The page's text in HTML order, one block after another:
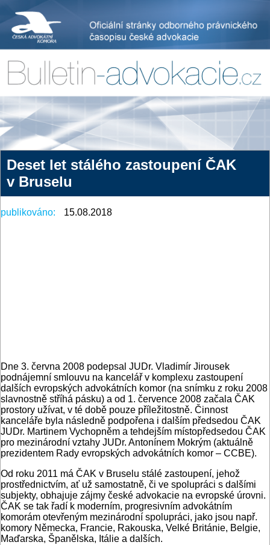
Deset let stálého zastoupení ČAK
v Bruselu
publikováno: 15.08.2018
Dne 3. června 2008 podepsal JUDr. Vladimír Jirousek
podnájemní smlouvu na kancelář v komplexu zastoupení
dalších evropských advokátních komor (na snímku z roku 2008
slavnostně stříhá pásku) a od 1. července 2008 začala ČAK
prostory užívat, v té době pouze příležitostně. Činnost
kanceláře byla následně podpořena i dalším předsedou ČAK
JUDr. Martinem Vychopněm a tehdejším místopředsedou ČAK
pro mezinárodní vztahy JUDr. Antonínem Mokrým (aktuálně
prezidentem Rady evropských advokátních komor – CCBE).
Od roku 2011 má ČAK v Bruselu stálé zastoupení, jehož
prostřednictvím, ať už samostatně, či ve spolupráci s dalšími
subjekty, obhajuje zájmy české advokacie na evropské úrovni.
ČAK se tak řadí k moderním, progresivním advokátním
komorám otevřeným mezinárodní spolupráci, jako jsou např.
komory Německa, Francie, Rakouska, Velké Británie, Belgie,
Maďarska, Španělska, Itálie a dalších.